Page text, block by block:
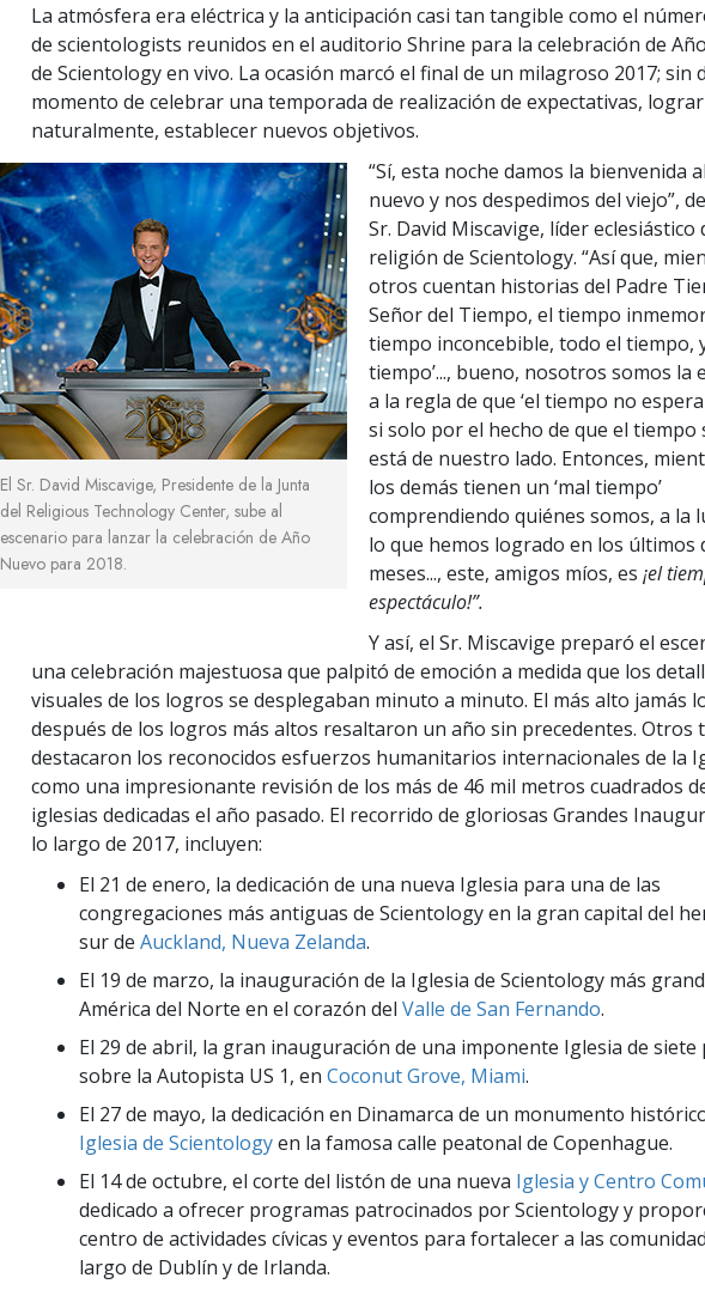
La atmósfera era eléctrica y la anticipación casi tan tangible como el
de scientologists reunidos en el auditorio Shrine para la celebración de
de Scientology en vivo. La ocasión marcó el final de un milagroso 2017; sin
momento de celebrar una temporada de realización de expectativas,
naturalmente, establecer nuevos objetivos.
El Sr. David Miscavige, Presidente de la Junta
del Religious Technology Center, sube al
escenario para lanzar la celebración de Año
Nuevo para 2018.
“Sí, esta noche damos la bienvenida
nuevo y nos despedimos del viejo”,
Sr. David Miscavige, líder eclesiástico
religión de Scientology. “Así que,
otros cuentan historias del Padre
Señor del Tiempo, el tiempo
tiempo inconcebible, todo el tiempo,
tiempo’..., bueno, nosotros somos la
a la regla de que ‘el tiempo no espera
si solo por el hecho de que el tiempo
está de nuestro lado. Entonces,
los demás tienen un ‘mal tiempo’
comprendiendo quiénes somos, a la
lo que hemos logrado en los últimos
meses..., este, amigos míos, es ¡el
espectáculo!”.
Y así, el Sr. Miscavige preparó el
una celebración majestuosa que palpitó de emoción a medida que los
visuales de los logros se desplegaban minuto a minuto. El más alto jamás
después de los logros más altos resaltaron un año sin precedentes. Otros
destacaron los reconocidos esfuerzos humanitarios internacionales de la
como una impresionante revisión de los más de 46 mil metros cuadrados
iglesias dedicadas el año pasado. El recorrido de gloriosas Grandes
lo largo de 2017, incluyen:
El 21 de enero, la dedicación de una nueva Iglesia para una de las
congregaciones más antiguas de Scientology en la gran capital del
sur de Auckland, Nueva Zelanda.
El 19 de marzo, la inauguración de la Iglesia de Scientology más
América del Norte en el corazón del Valle de San Fernando.
El 29 de abril, la gran inauguración de una imponente Iglesia de siete
sobre la Autopista US 1, en Coconut Grove, Miami.
El 27 de mayo, la dedicación en Dinamarca de un monumento
Iglesia de Scientologyen la famosa calle peatonal de Copenhague.
El 14 de octubre, el corte del listón de una nueva Iglesia y Centro
dedicado a ofrecer programas patrocinados por Scientology y
centro de actividades cívicas y eventos para fortalecer a las
largo de Dublín y de Irlanda.